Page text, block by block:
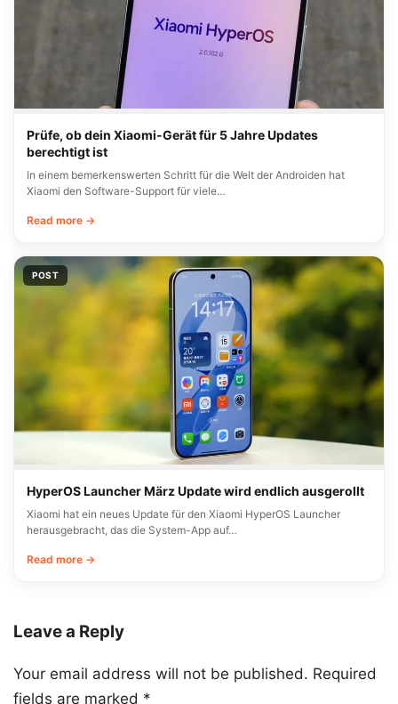
Prüfe, ob dein Xiaomi-Gerät für 5 Jahre Updates
berechtigt ist
In einem bemerkenswerten Schritt für die Welt der Androiden hat
Xiaomi den Software-Support für viele…
Read more →
POST
HyperOS Launcher März Update wird endlich ausgerollt
Xiaomi hat ein neues Update für den Xiaomi HyperOS Launcher
herausgebracht, das die System-App auf…
Read more →
Leave a Reply
Your email address will not be published. Required
fields are marked *